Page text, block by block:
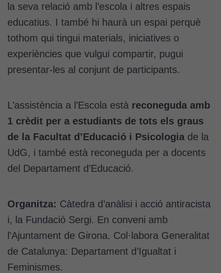
la seva relació amb l’escola i altres espais
educatius. I també hi haurà un espai perquè
tothom qui tingui materials, iniciatives o
experiències que vulgui compartir, pugui
presentar-les al conjunt de participants.
L’assistència a l’Escola està reconeguda amb
1 crèdit per a estudiants de tots els graus
de la Facultat d’Educació i Psicologia de la
UdG, i també està reconeguda per a docents
del Departament d’Educació.
Organitza: Càtedra d’anàlisi i acció antiracista
i, la Fundació Sergi. En conveni amb
l’Ajuntament de Girona. Col·labora Generalitat
de Catalunya: Departament d’Igualtat i
Feminismes.